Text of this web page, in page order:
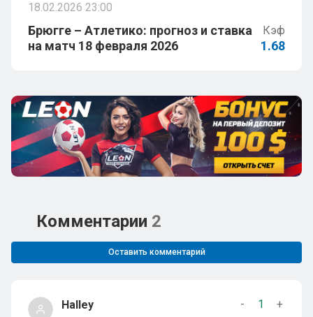
18.02.2026 23:00
Брюгге – Атлетико: прогноз и ставка
на матч 18 февраля 2026
Кэф
1.68
Комментарии 2
Оставить комментарий
Halley - 1
+